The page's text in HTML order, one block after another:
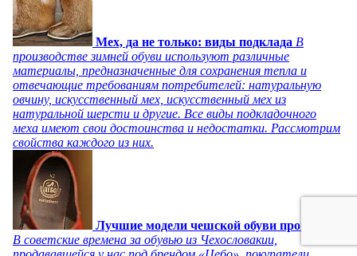
Мех, да не только: виды подклада В
производстве зимней обуви используют различные
материалы, предназначенные для сохранения тепла и
отвечающие требованиям потребителей: натуральную
овчину, искусственный мех, искусственный мех из
натуральной шерсти и другие. Все виды подкладочного
меха имеют свои достоинства и недостатки. Рассмотрим
свойства каждого из них.
Лучшие модели чешской обуви прошлого
В советские времена за обувью из Чехословакии,